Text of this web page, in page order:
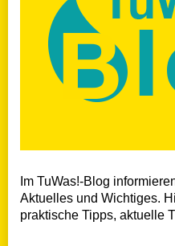
Im TuWas!-Blog
Aktuelles und Wichtiges.
praktische Tipps, aktuelle